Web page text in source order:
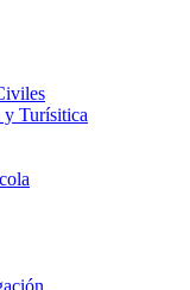
y Turísitica